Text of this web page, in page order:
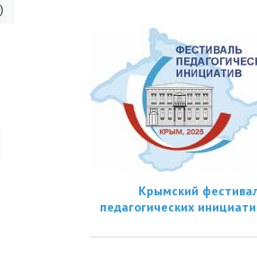
Крымский
педагогических